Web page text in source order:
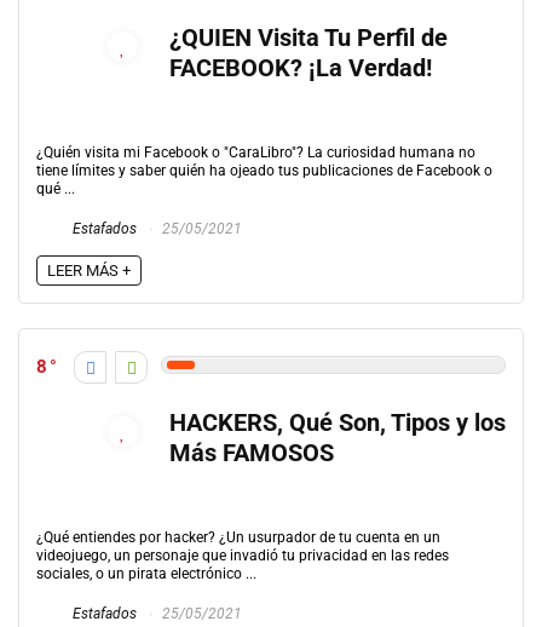
¿QUIEN Visita Tu Perfil de
FACEBOOK? ¡La Verdad!
¿Quién visita mi Facebook o "CaraLibro"? La curiosidad humana no
tiene límites y saber quién ha ojeado tus publicaciones de Facebook o
qué ...
Estafados 25/05/2021
LEER MÁS +
8
HACKERS, Qué Son, Tipos y los
Más FAMOSOS
¿Qué entiendes por hacker? ¿Un usurpador de tu cuenta en un
videojuego, un personaje que invadió tu privacidad en las redes
sociales, o un pirata electrónico ...
Estafados 25/05/2021